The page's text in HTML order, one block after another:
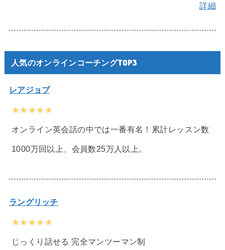
詳細
人気のオンラインコーチングTOP3
レアジョブ
★★★★★
オンライン英会話の中では一番有名！累計レッスン数
1000万回以上、会員数25万人以上。
ラングリッチ
★★★★★
じっくり話せる 完全マンツーマン制